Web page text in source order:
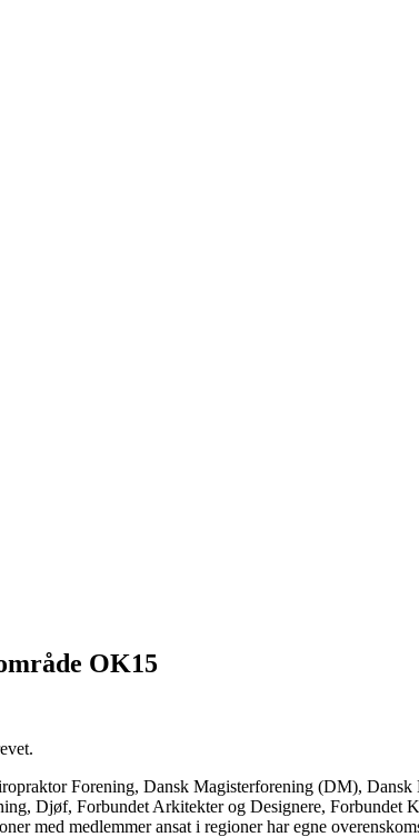
OK15
Forening, Dansk Magisterforening (DM),
Djøf, Forbundet Arkitekter og Designere,
med medlemmer ansat i regioner har egne